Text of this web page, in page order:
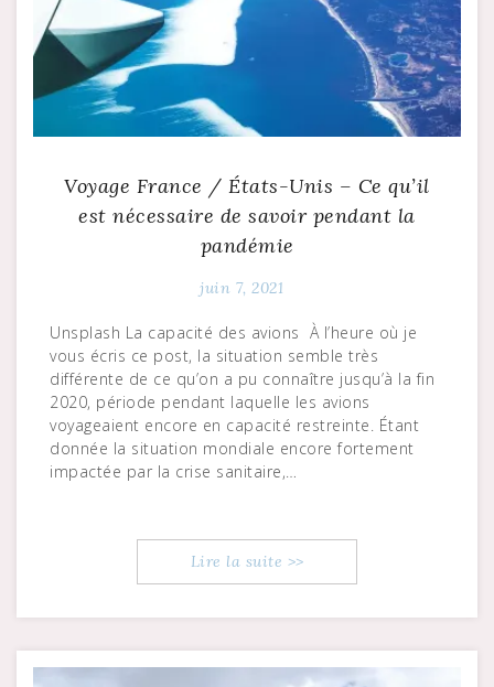
Voyage France / États-Unis – Ce qu’il
est nécessaire de savoir pendant la
pandémie
juin 7, 2021
Unsplash La capacité des avions À l’heure où je
vous écris ce post, la situation semble très
différente de ce qu’on a pu connaître jusqu’à la fin
2020, période pendant laquelle les avions
voyageaient encore en capacité restreinte. Étant
donnée la situation mondiale encore fortement
impactée par la crise sanitaire,…
Lire la suite >>